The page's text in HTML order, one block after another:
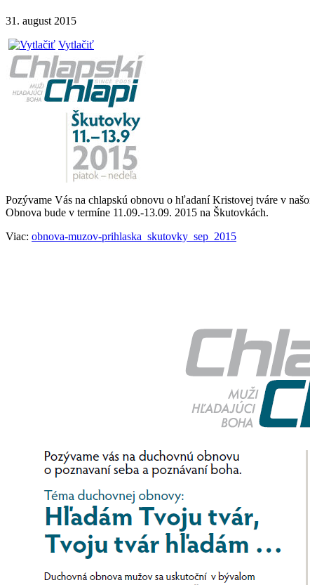
31. august 2015
Vytlačiť
Pozývame Vás na chlapskú obnovu o hľadaní Kristovej tváre v
Obnova bude v termíne 11.09.-13.09. 2015 na Škutovkách.
Viac: obnova-muzov-prihlaska_skutovky_sep_2015